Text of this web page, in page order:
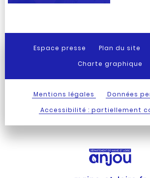
Espace presse Plan du site
Charte graphique
Mentions légales
Données
Accessibilité : partiellement